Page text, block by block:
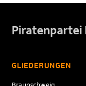
Piratenpartei
GLIEDERUNGEN